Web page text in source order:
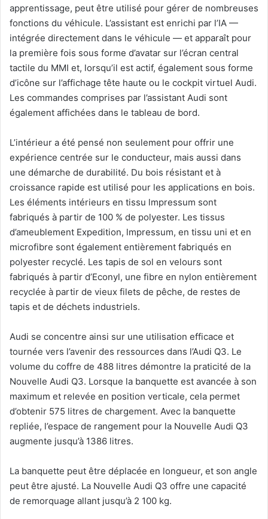
apprentissage, peut être utilisé pour gérer de nombreuses
fonctions du véhicule. L’assistant est enrichi par l’IA —
intégrée directement dans le véhicule — et apparaît pour
la première fois sous forme d’avatar sur l’écran central
tactile du MMI et, lorsqu’il est actif, également sous forme
d’icône sur l’affichage tête haute ou le cockpit virtuel Audi.
Les commandes comprises par l’assistant Audi sont
également affichées dans le tableau de bord.
L’intérieur a été pensé non seulement pour offrir une
expérience centrée sur le conducteur, mais aussi dans
une démarche de durabilité. Du bois résistant et à
croissance rapide est utilisé pour les applications en bois.
Les éléments intérieurs en tissu lmpressum sont
fabriqués à partir de 100 % de polyester. Les tissus
d’ameublement Expedition, lmpressum, en tissu uni et en
microfibre sont également entièrement fabriqués en
polyester recyclé. Les tapis de sol en velours sont
fabriqués à partir d’Econyl, une fibre en nylon entièrement
recyclée à partir de vieux filets de pêche, de restes de
tapis et de déchets industriels.
Audi se concentre ainsi sur une utilisation efficace et
tournée vers l’avenir des ressources dans l’Audi Q3. Le
volume du coffre de 488 litres démontre la praticité de la
Nouvelle Audi Q3. Lorsque la banquette est avancée à son
maximum et relevée en position verticale, cela permet
d’obtenir 575 litres de chargement. Avec la banquette
repliée, l’espace de rangement pour la Nouvelle Audi Q3
augmente jusqu’à 1386 litres.
La banquette peut être déplacée en longueur, et son angle
peut être ajusté. La Nouvelle Audi Q3 offre une capacité
de remorquage allant jusqu’à 2 100 kg.